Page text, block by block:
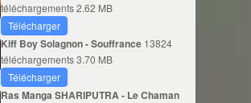
téléchargements2.62 MB
Télécharger
Kiff Boy Solagnon - Souffrance 13824
téléchargements3.70 MB
Télécharger
Ras Manga SHARIPUTRA - Le Chaman